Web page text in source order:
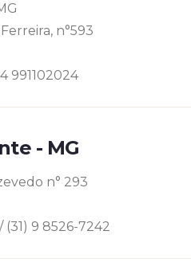
n°593
991102024
- MG
n° 293
(31) 9 8526-7242